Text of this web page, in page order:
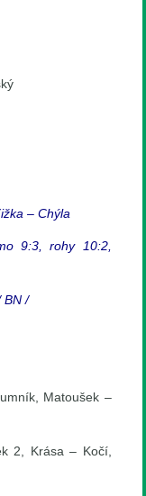
– Chýla
9:3, rohy 10:2,
BN /
Matoušek –
2, Krása – Kočí,